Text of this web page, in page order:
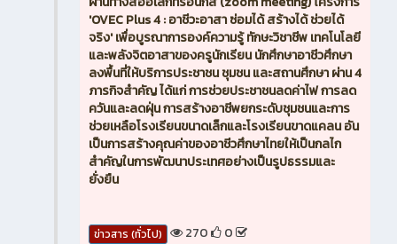
'OVEC Plus 4 : อาชีวะอาสา ซ่อมได้ สร้างได้ ช่วยได้
จริง' เพื่อบูรณาการองค์ความรู้ ทักษะวิชาชีพ เทคโนโลยี
และพลังจิตอาสาของครูนักเรียน นักศึกษาอาชีวศึกษา
ลงพื้นที่ให้บริการประชาชน ชุมชน และสถานศึกษา ผ่าน 4
ภารกิจสำคัญ ได้แก่ การช่วยประชาชนลดค่าไฟ การลด
ควันและลดฝุ่น การสร้างอาชีพยกระดับชุมชนและการ
ช่วยเหลือโรงเรียนขนาดเล็กและโรงเรียนขาดแคลน อัน
เป็นการสร้างคุณค่าของอาชีวศึกษาไทยให้เป็นกลไก
สำคัญในการพัฒนาประเทศอย่างเป็นรูปธรรมและ
ยั่งยืน
ข่าวสาร (ทั่วไป) 270 0